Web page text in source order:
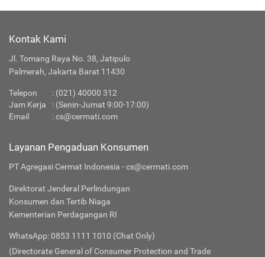
Kontak Kami
Jl. Tomang Raya No. 38, Jatipulo
Palmerah, Jakarta Barat 11430
Telepon : (021) 40000 312
Jam Kerja
: (Senin-Jumat 9:00-17:00)
Email
:cs@cermati.com
Layanan Pengaduan Konsumen
PT Agregasi Cermat Indonesia - cs@cermati.com
Direktorat Jenderal Perlindungan
Konsumen dan Tertib Niaga
Kementerian Perdagangan RI
WhatsApp: 0853 1111 1010 (Chat Only)
(Directorate General of Consumer Protection and Trade